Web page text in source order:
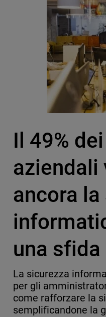
Il 49%
aziendali
ancora
una sfida
La sicurezza
per gli
come rafforzare la
semplificandone la